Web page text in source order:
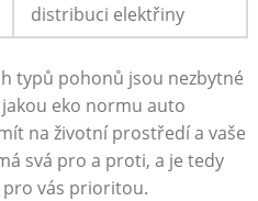
distribuci elektřiny
typů‌ pohonů jsou nezbytné
⁣eko ​normu auto⁤
‍na životní prostředí a ⁢vaše
svá pro‌ a proti, ⁤a je tedy
pro vás ‍prioritou.